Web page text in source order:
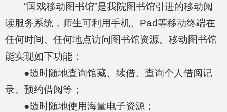
“国戏移动图书馆”是我院图书馆引进的移动阅
读服务系统，师生可利用手机、Pad等移动终端在
任何时间、任何地点访问图书馆资源。移动图书馆
能实现如下功能：
●随时随地查询馆藏、续借、查询个人借阅记
录、预约借阅等；
●随时随地使用海量电子资源；